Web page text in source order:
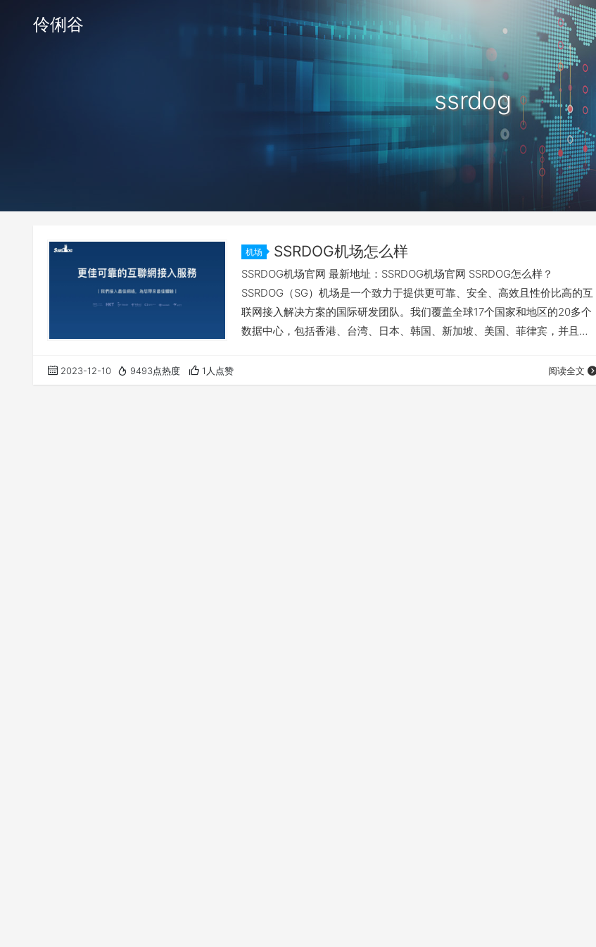
伶俐谷
ssrdog
机场 SSRDOG机场怎么样
SSRDOG机场官网 最新地址：SSRDOG机场官网 SSRDOG怎么样？
SSRDOG（SG）机场是一个致力于提供更可靠、安全、高效且性价比高的互
联网接入解决方案的国际研发团队。我们覆盖全球17个国家和地区的20多个
数据中心，包括香港、台湾、日本、韩国、新加坡、美国、菲律宾，并且仍
内的多种视频网站，聆听包括Spotify、Pandora等在内的流媒体音乐。拥有
全球优质宽带线路，10Gbps带宽，连接国际专线，与全球网络具有极低的延
2023-12-10 9493点热度 1人点赞 阅读全文